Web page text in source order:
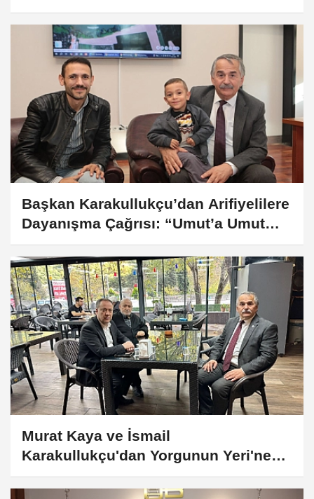
Ziyareti
Başkan Karakullukçu’dan Arifiyelilere
Dayanışma Çağrısı: “Umut’a Umut
Olalım”
Murat Kaya ve İsmail
Karakullukçu'dan Yorgunun Yeri'ne
Ziyaret